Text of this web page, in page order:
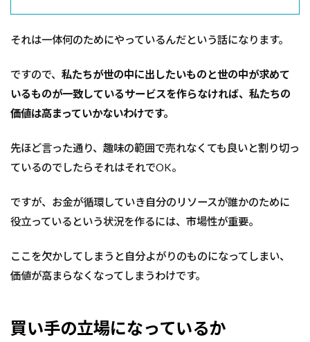
それは一体何のためにやっているんだという話になります。
ですので、 私たちが世の中に出したいものと世の中が求めて
いるものが一致しているサービスを作らなければ、私たちの
価値は高まっていかないわけです。
先ほど言った通り、趣味の範囲で売れなくても良いと割り切っ
ているのでしたらそれはそれでOK。
ですが、お金が循環していき自分のリソースが誰かのために
役立っているという状況を作るには、市場性が重要。
ここを欠かしてしまうと自分よがりのものになってしまい、
価値が高まらなくなってしまうわけです。
買い手の立場になっているか